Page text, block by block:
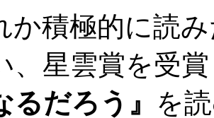
積極的に読み
、星雲賞を受
るだろう』 を